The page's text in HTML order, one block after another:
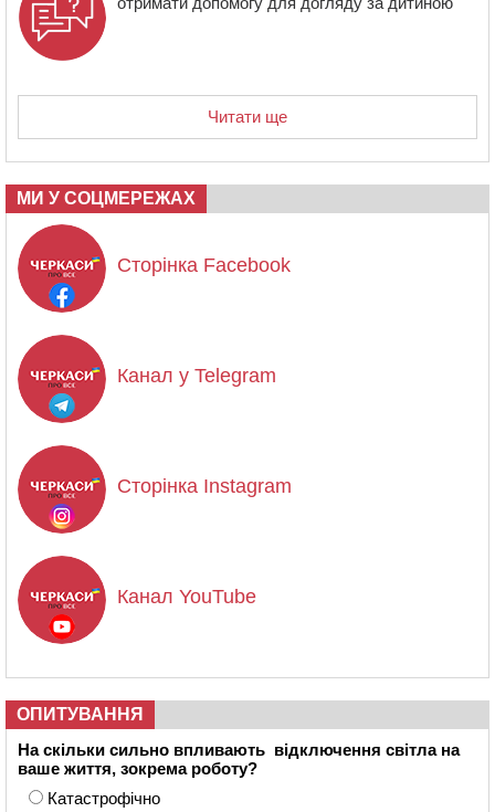
Читати ще
МИ У СОЦМЕРЕЖАХ
Сторінка Facebook
Канал у Telegram
Сторінка Instagram
Канал YouTube
ОПИТУВАННЯ
На скільки сильно впливають відключення світла на
ваше життя, зокрема роботу?
Катастрофічно